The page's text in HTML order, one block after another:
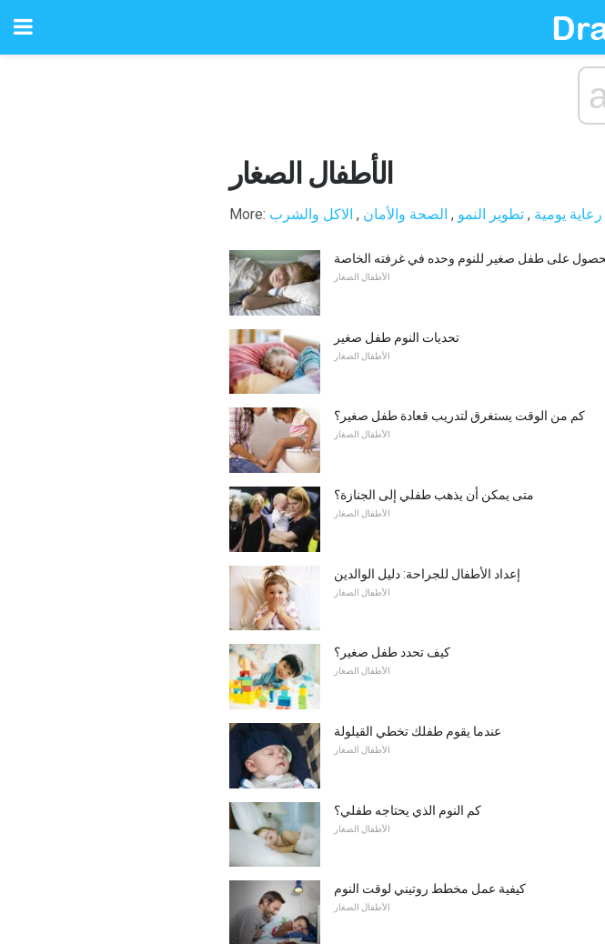
الأطفال الصغار
More: رعاية يومية , تطوير النمو , الصحة والأمان , الاكل والشرب
على طفل صغير للنوم وحده في غرفته الخاصة
الأطفال الصغار
تحديات النوم طفل صغير
الأطفال الصغار
كم من الوقت يستغرق لتدريب قعادة طفل صغير؟
الأطفال الصغار
متى يمكن أن يذهب طفلي إلى الجنازة؟
الأطفال الصغار
إعداد الأطفال للجراحة: دليل الوالدين
الأطفال الصغار
كيف تحدد طفل صغير؟
الأطفال الصغار
عندما يقوم طفلك تخطي القيلولة
الأطفال الصغار
كم النوم الذي يحتاجه طفلي؟
الأطفال الصغار
كيفية عمل مخطط روتيني لوقت النوم
الأطفال الصغار